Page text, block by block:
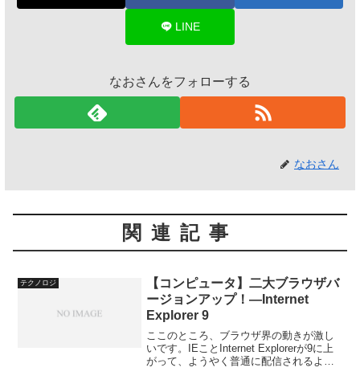
LINE
なおさんをフォローする
なおさん
関連記事
テクノロジ
【コンピュータ】二大ブラウザバ
ージョンアップ！―Internet
Explorer 9
ここのところ、ブラウザ界の動きが激し
いです。IEことInternet Explorerが9に上
がって、ようやく普通に配信されるよう